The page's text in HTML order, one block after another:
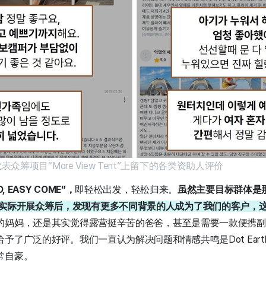
众筹项目“More View Tent”上留下的各类资助人评价
EASY COME”， 即轻松出发，轻松归来。
虽然主要目标群体是
际开展众筹后，发现有更多不同背景的人成为了我们的客户，
妈妈，还是其实觉得露营挺辛苦的爸爸，甚至是需要一款便携
了广泛的好评。我们一直认为解决问题和情感共鸣是Dot
自豪。